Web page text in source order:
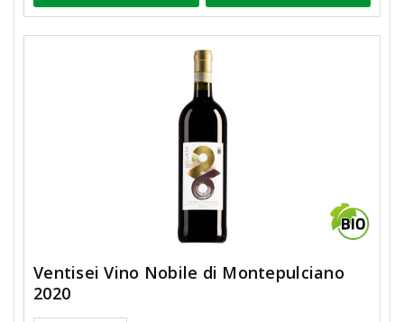
Ventisei Vino Nobile di Montepulciano
2020